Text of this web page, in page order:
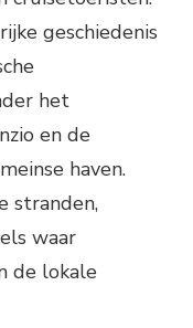
geschiedenis
het
en de
haven.
stranden,
waar
de lokale